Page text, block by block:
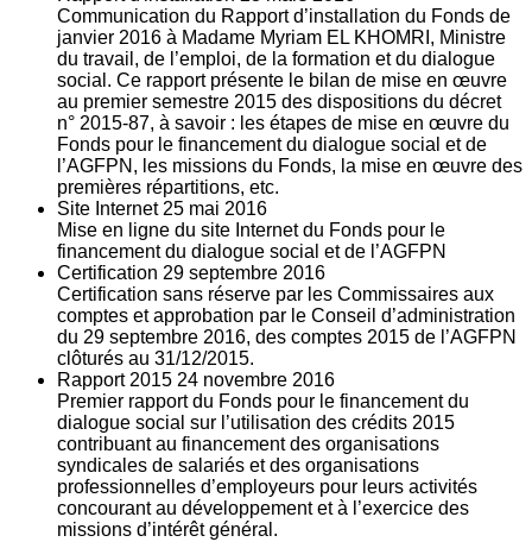
Communication du Rapport d’installation du Fonds de
janvier 2016 à Madame Myriam EL KHOMRI, Ministre
du travail, de l’emploi, de la formation et du dialogue
social. Ce rapport présente le bilan de mise en œuvre
au premier semestre 2015 des dispositions du décret
n° 2015-87, à savoir : les étapes de mise en œuvre du
Fonds pour le financement du dialogue social et de
l’AGFPN, les missions du Fonds, la mise en œuvre des
premières répartitions, etc.
Site Internet 25 mai 2016
Mise en ligne du site Internet du Fonds pour le
financement du dialogue social et de l’AGFPN
Certification 29 septembre 2016
Certification sans réserve par les Commissaires aux
comptes et approbation par le Conseil d’administration
du 29 septembre 2016, des comptes 2015 de l’AGFPN
clôturés au 31/12/2015.
Rapport 2015 24 novembre 2016
Premier rapport du Fonds pour le financement du
dialogue social sur l’utilisation des crédits 2015
contribuant au financement des organisations
syndicales de salariés et des organisations
professionnelles d’employeurs pour leurs activités
concourant au développement et à l’exercice des
missions d’intérêt général.